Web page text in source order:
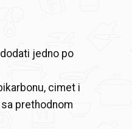
jedno po
cimet i
prethodnom